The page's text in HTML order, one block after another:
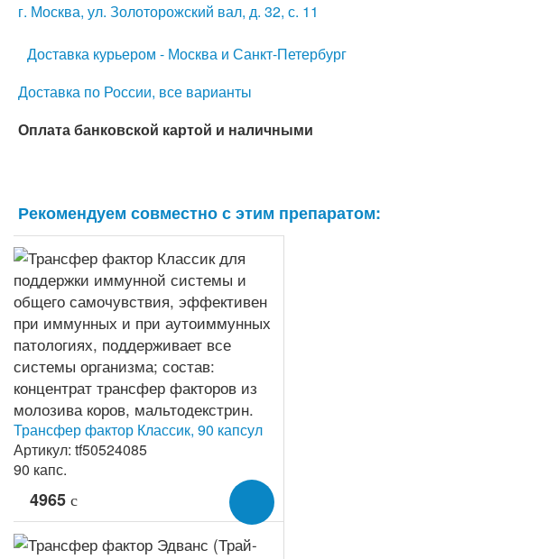
г. Москва, ул. Золоторожский вал, д. 32, с. 11
Доставка курьером - Москва и Санкт-Петербург
Доставка по России, все варианты
Оплата банковской картой и наличными
Рекомендуем совместно с этим препаратом:
Трансфер фактор Классик, 90 капсул
Артикул: tf50524085
90 капс.
4965 c